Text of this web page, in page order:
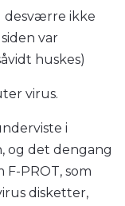
desværre ikke
var
huskes)
virus.
i
og det dengang
PROT, som
disketter,